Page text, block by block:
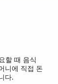
할 때 음식
니에 직접 돈
다.